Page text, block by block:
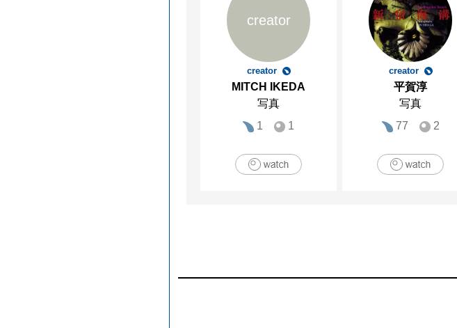
creator
creator
MITCH IKEDA
写真
1
1
creator
平賀淳
写真
77
2